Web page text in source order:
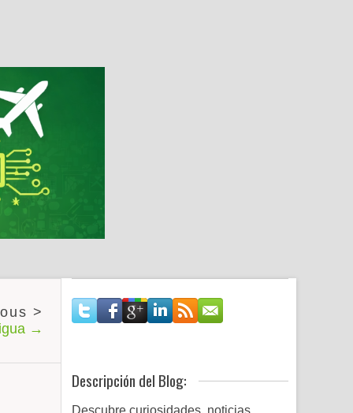
→
Descripción del Blog:
Descubre curiosidades, noticias